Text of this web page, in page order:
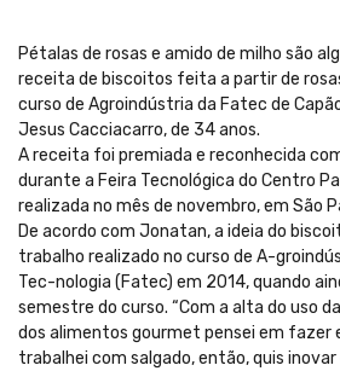
Pétalas de rosas e amido de milho são
receita de biscoitos feita a partir de
curso de Agroindústria da Fatec de
Jesus Cacciacarro, de 34 anos.
A receita foi premiada e reconhecida
durante a Feira Tecnológica do Centro
realizada no mês de novembro, em São
De acordo com Jonatan, a ideia do
trabalho realizado no curso de A-
Tec-nologia (Fatec) em 2014, quando
semestre do curso. “Com a alta do uso
dos alimentos gourmet pensei em fazer
trabalhei com salgado, então, quis inovar